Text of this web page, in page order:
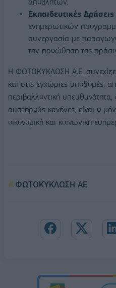
Εκπαιδευτικές
ενημερωτικών
συνεργασία με
την προώθηση της
Η ΦΩΤΟΚΥΚΛΩΣΗ Α.Ε.
και στις εγχώριες υποδομές,
περιβαλλοντική
αυστηρούς κανόνες, είναι ο
οικονομική και κοινωνική
ΦΩΤΟΚΥΚΛΩΣΗ ΑΕ